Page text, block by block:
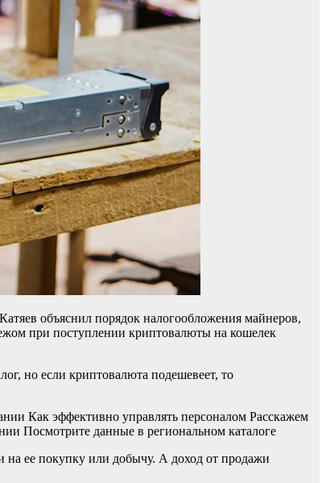
объяснил порядок налогообложения майнеров,
при поступлении криптовалюты на кошелек
но если криптовалюта подешевеет, то
Как эффективно управлять персоналом Расскажем
Посмотрите данные в региональном каталоге
на ее покупку или добычу. А доход от продажи